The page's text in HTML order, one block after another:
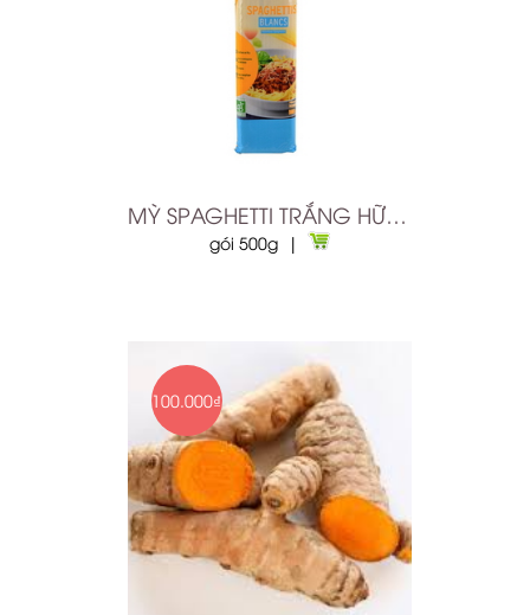
MỲ SPAGHETTI TRẮNG HỮU CƠ MARKAL
gói 500g |
100.000₫